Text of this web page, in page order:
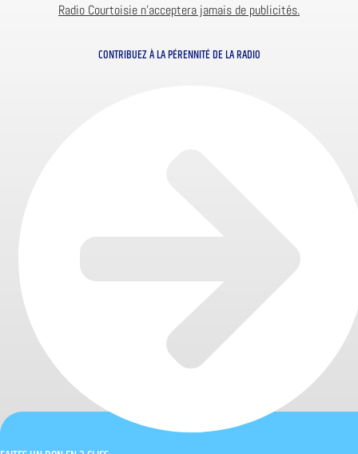
Radio Courtoisie n’acceptera jamais de publicités.
CONTRIBUEZ À LA PÉRENNITÉ DE LA RADIO